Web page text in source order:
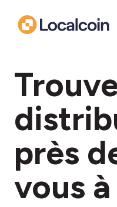
près
vous